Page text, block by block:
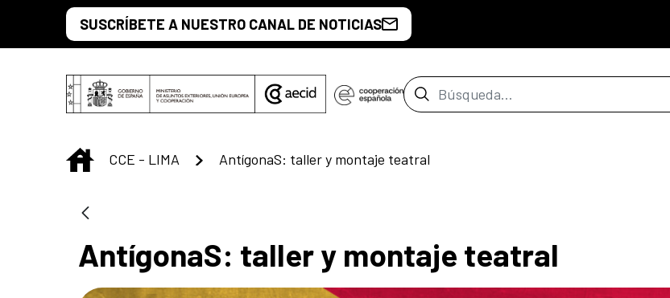
Saltar al contenido principal
SUSCRÍBETE A NUESTRO CANAL DE NOTICIAS
Barra de búsqueda
INICIO
CCE - LIMA AntígonaS: taller y montaje teatral
AntígonaS: taller y montaje teatral